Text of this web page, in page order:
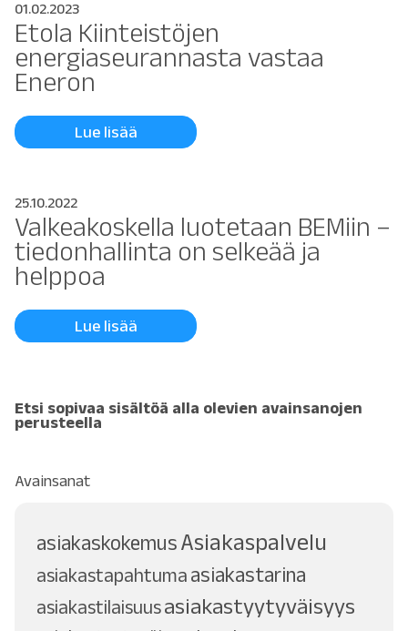
01.02.2023
Etola Kiinteistöjen
energiaseurannasta vastaa
Eneron
Lue lisää
25.10.2022
Valkeakoskella luotetaan BEMiin –
tiedonhallinta on selkeää ja
helppoa
Lue lisää
Etsi sopivaa sisältöä alla olevien avainsanojen
perusteella
Avainsanat
asiakaskokemusAsiakaspalvelu
asiakastapahtuma asiakastarina
asiakastilaisuusasiakastyytyväisyys